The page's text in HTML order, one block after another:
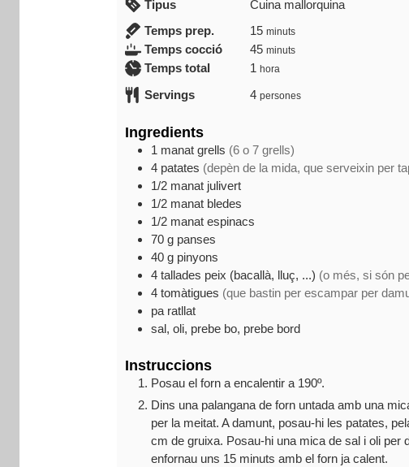
Tipus
Cuina mallorquina
Temps prep.
15minuts
minuts
Temps cocció 45minuts
minuts
Temps total 1 hora
hora
Servings 4 persones
Ingredients
1 manat grells (6 o 7 grells)
4 patates (depèn de la mida, que serveixin per
1/2 manat julivert
1/2 manat bledes
1/2 manat espinacs
70 g panses
40 g pinyons
4 tallades peix (bacallà, lluç, ...) (o més, si són
4 tomàtigues (que bastin per escampar per
pa ratllat
sal, oli, prebe bo, prebe bord
Instruccions
Posau el forn a encalentir a 190º.
Dins una palangana de forn untada amb una
per la meitat. A damunt, posau-hi les patates,
cm de gruixa. Posau-hi una mica de sal i oli per
enfornau uns 15 minuts amb el forn ja calent.